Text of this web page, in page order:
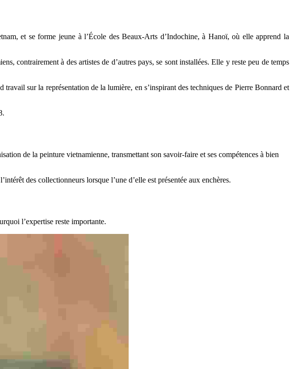
et se forme jeune à l’École des Beaux-Arts d’Indochine, à Hanoï, où elle apprend la
contrairement à des artistes de d’autres pays, se sont installées. Elle y reste peu de temps
sur la représentation de la lumière, en s’inspirant des techniques de Pierre Bonnard et
de la peinture vietnamienne, transmettant son savoir-faire et ses compétences à bien
des collectionneurs lorsque l’une d’elle est présentée aux enchères.
l’expertise reste importante.